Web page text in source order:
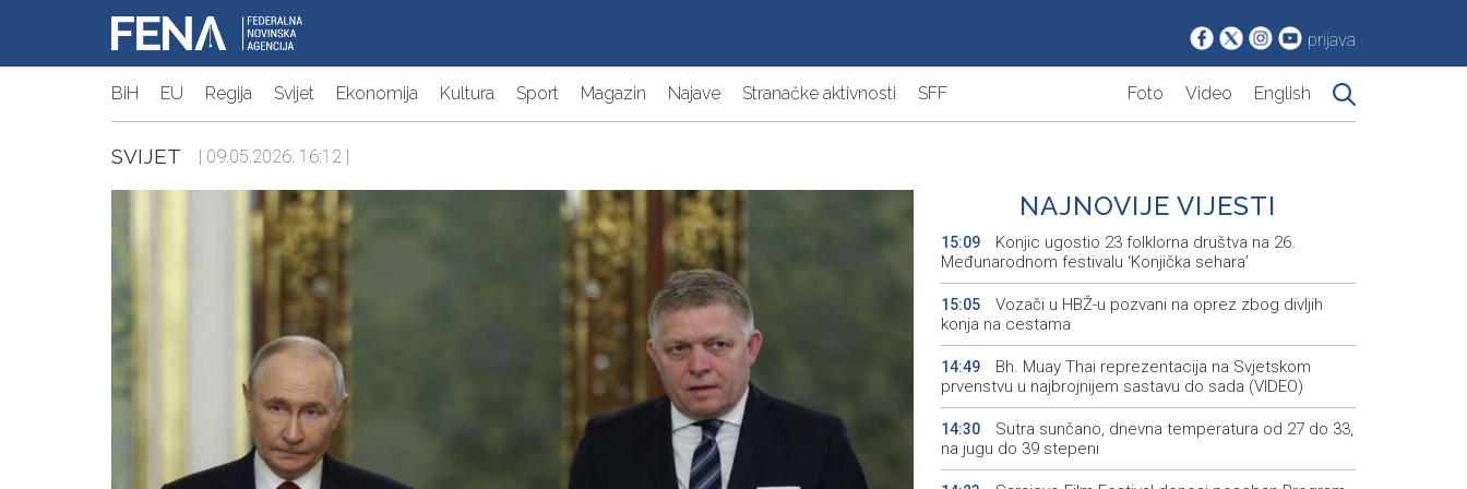
prijava
BiH EU Regija Svijet Ekonomija Kultura Sport Magazin Najave Stranačke aktivnosti SFF Foto Video English
SVIJET | 09.05.2026. 16:12 |
NAJNOVIJE VIJESTI
15:09
Konjic ugostio 23 folklorna društva na 26.
Međunarodnom festivalu ‘Konjička sehara’
15:05
Vozači u HBŽ-u pozvani na oprez zbog divljih
konja na cestama
14:49
Bh. Muay Thai reprezentacija na Svjetskom
prvenstvu u najbrojnijem sastavu do sada (VIDEO)
14:30
Sutra sunčano, dnevna temperatura od 27 do 33,
na jugu do 39 stepeni